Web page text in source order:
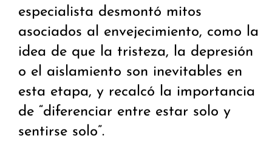
especialista desmontó mitos
asociados al envejecimiento, como la
idea de que la tristeza, la depresión
o el aislamiento son inevitables en
esta etapa, y recalcó la importancia
de “diferenciar entre estar solo y
sentirse solo”.